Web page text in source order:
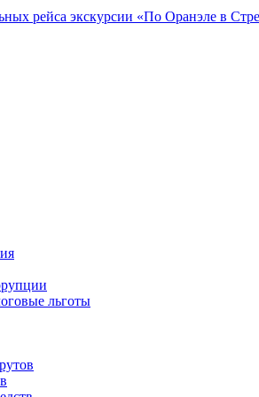
рейса экскурсии «По Оранэле в
льготы